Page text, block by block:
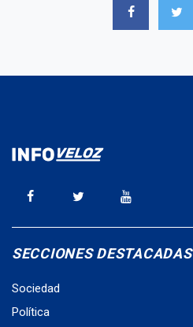
SECCIONES DESTACADAS
Sociedad
Política